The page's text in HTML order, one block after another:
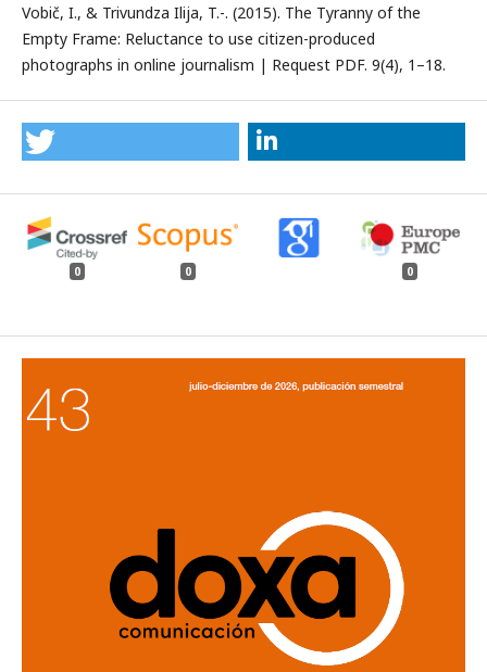
Vobič, I., & Trivundza Ilija, T.-. (2015). The Tyranny of the
Empty Frame: Reluctance to use citizen-produced
photographs in online journalism | Request PDF. 9(4), 1–18.
0 0 0